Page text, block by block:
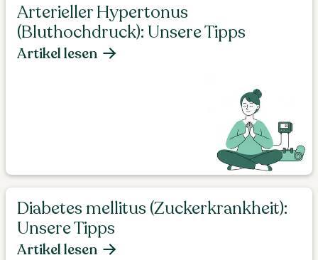
Arterieller Hypertonus
(Bluthochdruck): Unsere Tipps
Artikel lesen
Diabetes mellitus (Zuckerkrankheit):
Unsere Tipps
Artikel lesen